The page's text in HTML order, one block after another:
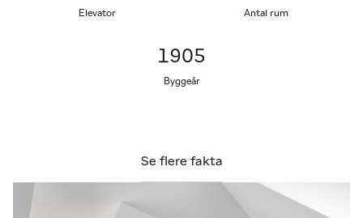
Elevator Antal rum
1905
Byggeår
Se flere fakta